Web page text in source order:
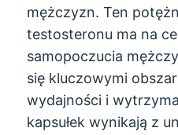
mężczyzn. Ten
testosteronu ma na
samopoczucia
się kluczowymi
wydajności i
kapsułek wynikają z